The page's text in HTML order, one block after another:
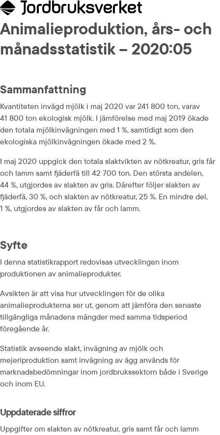
Animalieproduktion, års- och
månadsstatistik – 2020:05
Sammanfattning
Kvantiteten invägd mjölk i maj 2020 var 241 800 ton, varav
41 800 ton ekologisk mjölk. I jämförelse med maj 2019 ökade
den totala mjölkinvägningen med 1 %, samtidigt som den
ekologiska mjölkinvägningen ökade med 2 %.
I maj 2020 uppgick den totala slaktvikten av nötkreatur, gris får
och lamm samt fjäderfä till 42 700 ton. Den största andelen,
44 %, utgjordes av slakten av gris. Därefter följer slakten av
fjäderfä, 30 %, och slakten av nötkreatur, 25 %. En mindre del,
1 %, utgjordes av slakten av får och lamm.
Syfte
I denna statistikrapport redovisas utvecklingen inom
produktionen av animalieprodukter.
Avsikten är att visa hur utvecklingen för de olika
animalieprodukterna ser ut, genom att jämföra den senaste
tillgängliga månadens mängder med samma tidsperiod
föregående år.
Statistik avseende slakt, invägning av mjölk och
mejeriproduktion samt invägning av ägg används för
marknadsbedömningar inom jordbrukssektorn både i Sverige
och inom EU.
Uppdaterade siffror
Uppgifter om slakten av nötkreatur, gris samt får och lamm